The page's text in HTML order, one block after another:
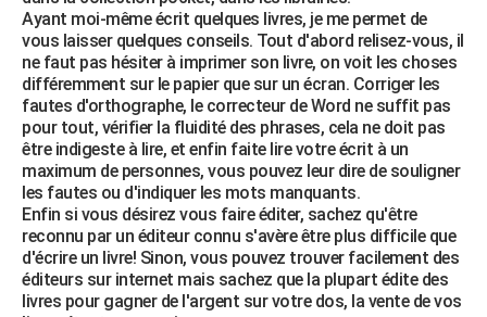
Ayant moi-même écrit quelques livres, je me permet de
vous laisser quelques conseils. Tout d'abord relisez-vous, il
ne faut pas hésiter à imprimer son livre, on voit les choses
différemment sur le papier que sur un écran. Corriger les
fautes d'orthographe, le correcteur de Word ne suffit pas
pour tout, vérifier la fluidité des phrases, cela ne doit pas
être indigeste à lire, et enfin faite lire votre écrit à un
maximum de personnes, vous pouvez leur dire de souligner
les fautes ou d'indiquer les mots manquants.
Enfin si vous désirez vous faire éditer, sachez qu'être
reconnu par un éditeur connu s'avère être plus difficile que
d'écrire un livre! Sinon, vous pouvez trouver facilement des
éditeurs sur internet mais sachez que la plupart édite des
livres pour gagner de l'argent sur votre dos, la vente de vos